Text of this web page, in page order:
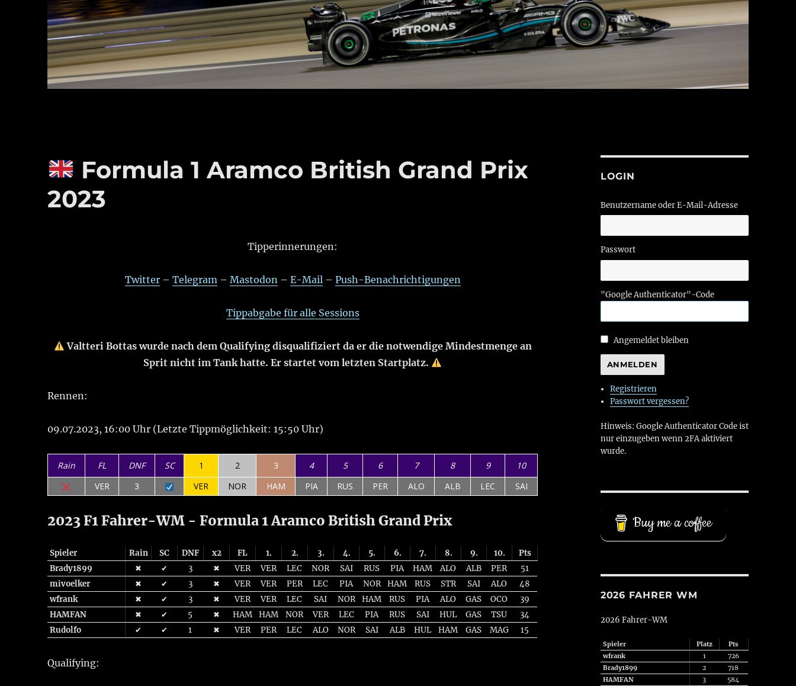
Formula 1 Aramco British Grand Prix
2023
Tipperinnerungen:
Twitter– Telegram– Mastodon– E-Mail– Push-Benachrichtigungen
Tippabgabe für alle Sessions
Valtteri Bottas wurde nach dem Qualifying disqualifiziert da er die notwendige Mindestmenge an
Sprit nicht im Tank hatte. Er startet vom letzten Startplatz.
Rennen:
09.07.2023, 16:00 Uhr (Letzte Tippmöglichkeit: 15:50 Uhr)
Rain FL DNF SC 1 2 3 4 5 6 7 8 9
10
VER
3 VER NOR HAM PIA RUS PER ALO ALB LEC SAI
2023 F1 Fahrer-WM - Formula 1 Aramco British Grand Prix
Spieler Rain SC DNF x2 FL 1. 2. 3. 4. 5. 6. 7. 8. 9. 10.
Pts
Brady1899
✖ ✔ 3 ✖ VER VER LEC NOR SAI RUS PIA HAM ALO ALB PER
51
mivoelker
✖ ✔ 3 ✖ VER VER PER LEC PIA NOR HAM RUS STR SAI ALO
48
wfrank
✖ ✔ 3 ✖ VER VER LEC SAI NOR HAM RUS PIA ALO GAS OCO
39
HAMFAN
✖ ✔ 5 ✖ HAM HAM NOR VER LEC PIA RUS SAI HUL GAS TSU
34
Rudolfo
✔ ✔ 1 ✖ VER PER LEC ALO NOR SAI ALB HUL HAM GAS MAG 15
Qualifying:
LOGIN
Benutzername oder E-Mail-Adresse
Passwort
"Google Authenticator"-Code
Angemeldet bleiben
ANMELDEN
Registrieren
Passwort vergessen?
Hinweis: Google Authenticator Code ist
nur einzugeben wenn 2FA aktiviert
wurde.
Buy me a coffee
2026 FAHRER WM
2026 Fahrer-WM
Spieler Platz
Pts
wfrank
1
726
Brady1899
2
718
HAMFAN
3
584